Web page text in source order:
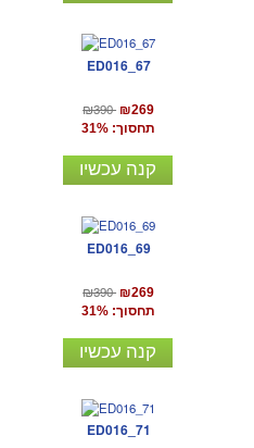
ED016_67
₪390 ₪269
תחסוך: 31%
קנה עכשיו
ED016_69
₪390 ₪269
תחסוך: 31%
קנה עכשיו
ED016_71